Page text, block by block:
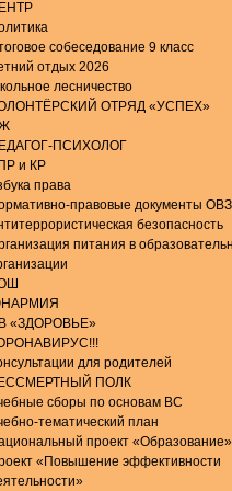
собеседование 9 класс
отдых 2026
лесничество
ОТРЯД «УСПЕХ»
ПСИХОЛОГ
и КР
права
правовые документы ОВЗ
безопасность
питания в
«ЗДОРОВЬЕ»
для родителей
ПОЛК
сборы по основам ВС
тематический план
проект «Образование»
«Повышение эффективности